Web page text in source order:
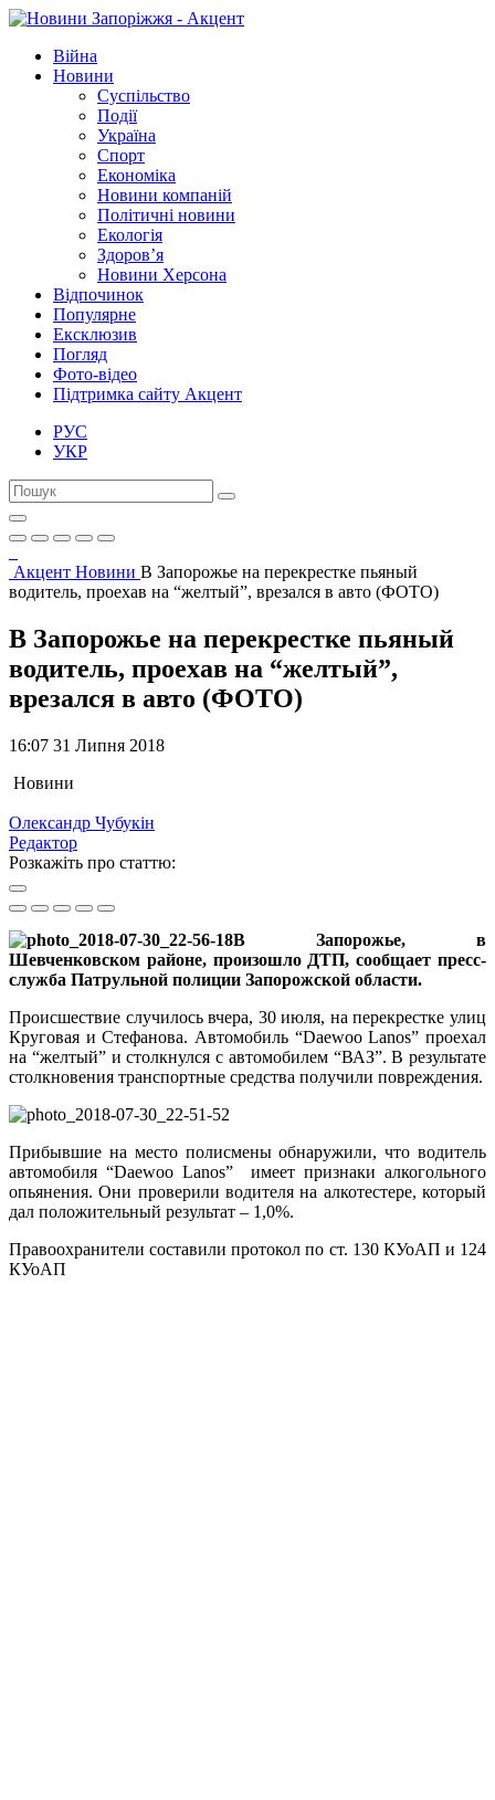
Війна
Новини
Суспільство
Події
Україна
Спорт
Економіка
Новини компаній
Політичні новини
Екологія
Здоров’я
Новини Херсона
Відпочинок
Популярне
Ексклюзив
Погляд
Фото-відео
Підтримка сайту Акцент
РУС
УКР
Акцент Новини В Запорожье на перекрестке пьяный
водитель, проехав на “желтый”, врезался в авто (ФОТО)
В Запорожье на перекрестке пьяный
водитель, проехав на “желтый”,
врезался в авто (ФОТО)
16:07 31 Липня 2018
Новини
Олександр Чубукін
Редактор
Розкажіть про статтю:
В Запорожье, в
Шевченковском районе, произошло ДТП, сообщает пресс-
служба Патрульной полиции Запорожской области.
Происшествие случилось вчера, 30 июля, на перекрестке улиц
Круговая и Стефанова. Автомобиль “Daewoo Lanos” проехал
на “желтый” и столкнулся с автомобилем “ВАЗ”. В результате
столкновения транспортные средства получили повреждения.
Прибывшие на место полисмены обнаружили, что водитель
автомобиля “Daewoo Lanos” имеет признаки алкогольного
опьянения. Они проверили водителя на алкотестере, который
дал положительный результат – 1,0%.
Правоохранители составили протокол по ст. 130 КУоАП и 124
КУоАП